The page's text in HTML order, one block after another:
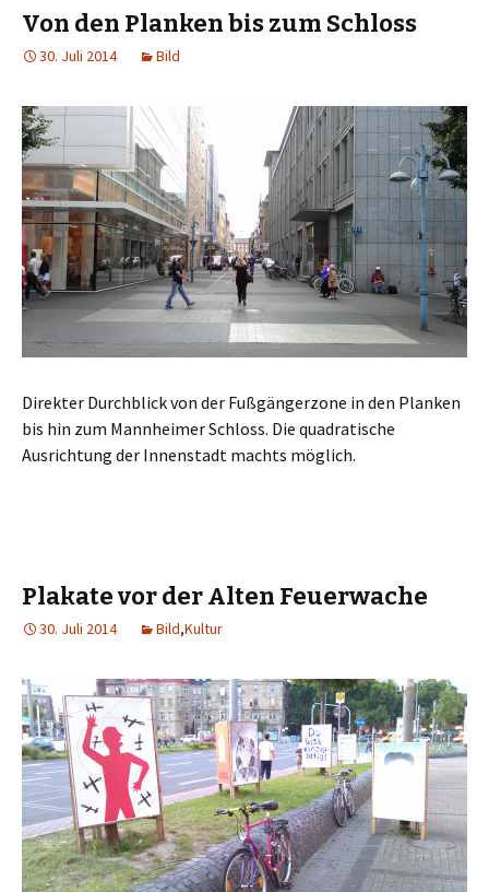
Von den Planken bis zum Schloss
30. Juli 2014 Bild
Direkter Durchblick von der Fußgängerzone in den Planken
bis hin zum Mannheimer Schloss. Die quadratische
Ausrichtung der Innenstadt machts möglich.
Plakate vor der Alten Feuerwache
30. Juli 2014 Bild,Kultur